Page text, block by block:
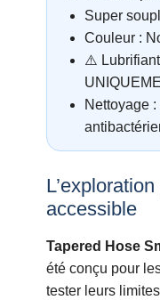
Super
Couleur :
⚠️ Lubrifiant
Nettoyage
accessible
Tapered Hose
été conçu pour
tester leurs